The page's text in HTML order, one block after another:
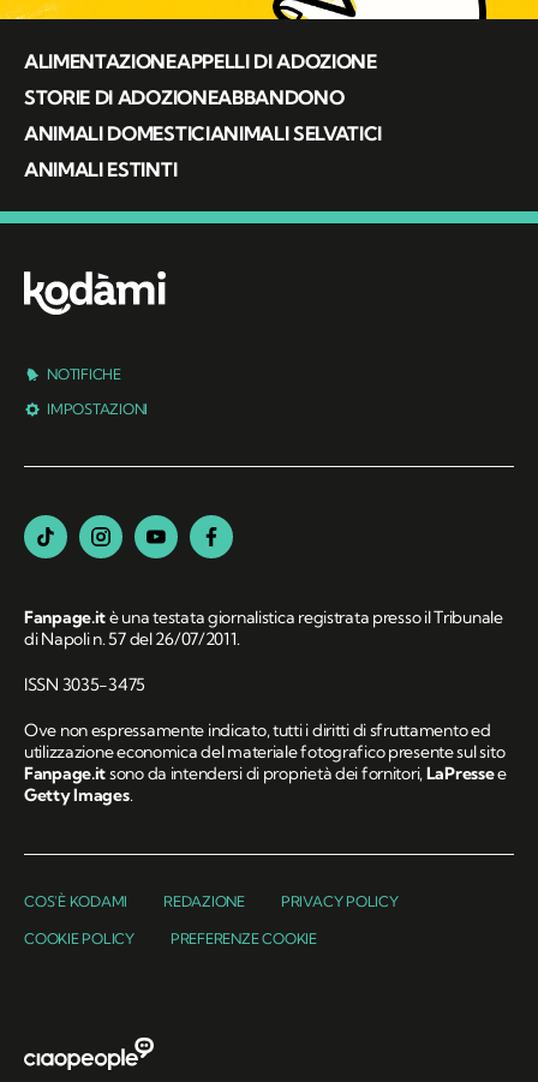
ALIMENTAZIONEAPPELLI DI ADOZIONE
STORIE DI ADOZIONEABBANDONO
ANIMALI DOMESTICIANIMALI SELVATICI
ANIMALI ESTINTI
NOTIFICHE
IMPOSTAZIONI
Fanpage.itè una testata giornalistica registrata presso il Tribunale
di Napoli n. 57 del 26/07/2011.
ISSN 3035-3475
Ove non espressamente indicato, tutti i diritti di sfruttamento ed
utilizzazione economica del materiale fotografico presente sul sito
Fanpage.itsono da intendersi di proprietà dei fornitori,LaPressee
Getty Images.
COS'È KODAMI REDAZIONE PRIVACY POLICY
COOKIE POLICY PREFERENZE COOKIE